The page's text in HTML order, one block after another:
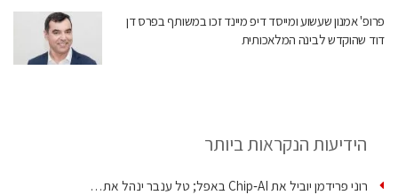
פרופ' אמנון שעשוע ומייסד דיפ מיינד זכו במשותף בפרס דן
דוד שהוקדש לבינה המלאכותית
הידיעות הנקראות ביותר
רוני פרידמן יוביל את Chip‑AI באפל; טל ענבר ינהל את…